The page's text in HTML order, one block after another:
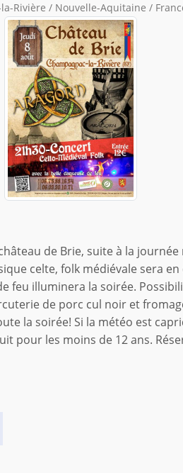
Rivière / Nouvelle-Aquitaine /
de Brie, suite à la
celte, folk médiévale sera
feu illuminera la soirée.
de porc cul noir et
la soirée! Si la météo est
pour les moins de 12 ans.